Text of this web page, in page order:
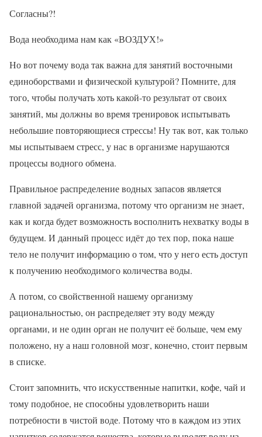
Согласны?!
Вода необходима нам как «ВОЗДУХ!»
Но вот почему вода так важна для занятий восточными
единоборствами и физической культурой? Помните, для
того, чтобы получать хоть какой-то результат от своих
занятий, мы должны во время тренировок испытывать
небольшие повторяющиеся стрессы! Ну так вот, как только
мы испытываем стресс, у нас в организме нарушаются
процессы водного обмена.
Правильное распределение водных запасов является
главной задачей организма, потому что организм не знает,
как и когда будет возможность восполнить нехватку воды в
будущем. И данный процесс идёт до тех пор, пока наше
тело не получит информацию о том, что у него есть доступ
к получению необходимого количества воды.
А потом, со свойственной нашему организму
рациональностью, он распределяет эту воду между
органами, и не один орган не получит её больше, чем ему
положено, ну а наш головной мозг, конечно, стоит первым
в списке.
Стоит запомнить, что искусственные напитки, кофе, чай и
тому подобное, не способны удовлетворить наши
потребности в чистой воде. Потому что в каждом из этих